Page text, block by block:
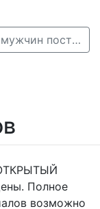
Двое мужчин пострадали при столкновении иномарок на улице Бусыгина →
Полное
возможно